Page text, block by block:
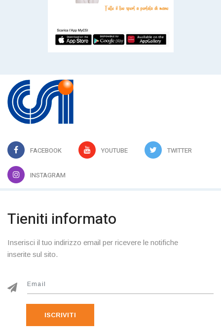
FACEBOOK YOUTUBE TWITTER
INSTAGRAM
Tieniti informato
Inserisci il tuo indirizzo email per ricevere le notifiche
inserite sul sito.
ISCRIVITI